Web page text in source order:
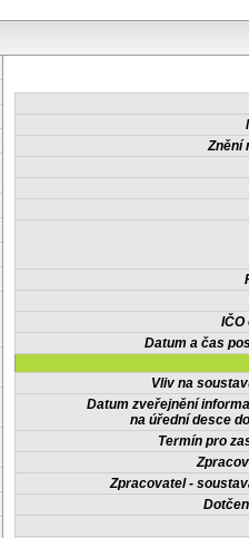
Znění
IČO
Datum a čas
Vliv na
Datum zveřejnění
na úřední desce
Termín pro
Zpracovatel -